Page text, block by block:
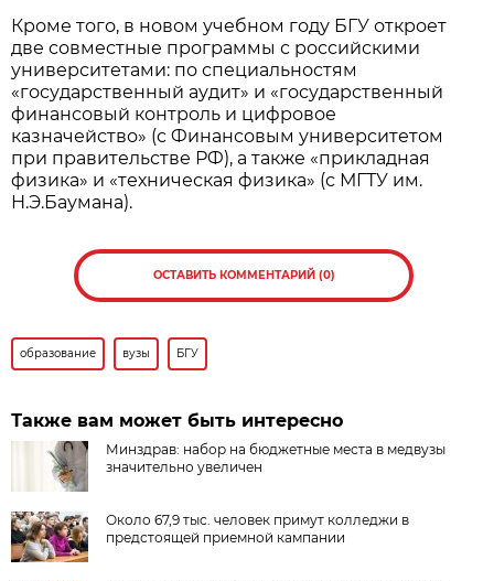
Кроме того, в новом учебном году БГУ откроет
две совместные программы с российскими
университетами: по специальностям
«государственный аудит» и «государственный
финансовый контроль и цифровое
казначейство» (с Финансовым университетом
при правительстве РФ), а также «прикладная
физика» и «техническая физика» (с МГТУ им.
Н.Э.Баумана).
ОСТАВИТЬ КОММЕНТАРИЙ (0)
образование вузы БГУ
Также вам может быть интересно
Минздрав: набор на бюджетные места в медвузы
значительно увеличен
Около 67,9 тыс. человек примут колледжи в
предстоящей приемной кампании